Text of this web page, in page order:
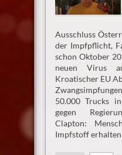
Ausschluss
der Impfpflicht,
schon Oktober
neuen Virus
Kroatischer EU
50.000 Trucks
gegen
Clapton:
Impfstoff